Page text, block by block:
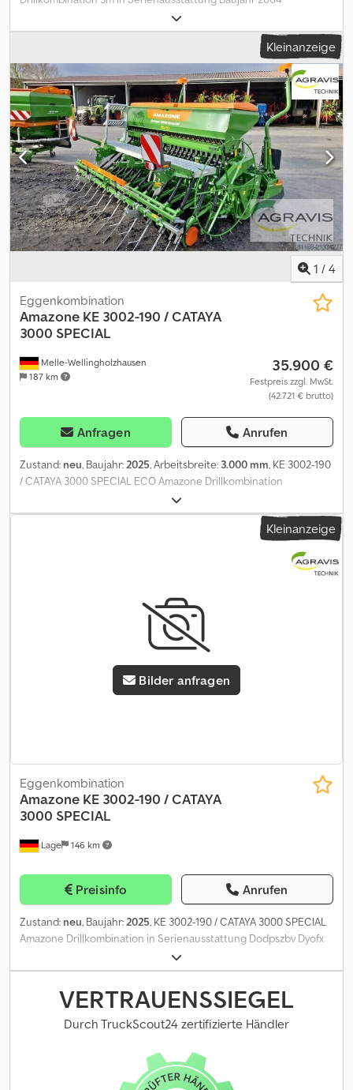
bestehend aus: Kreiselgrubber KG303 * Serien-Nr. KG00036593
Gelenkwelle Spuranreißer Zahnpackerwalze PW30/600 * Serien-
Nr. PW00000556 Drillmaschine AD-P303 Special Dedpfxeyry T Ts
Apbjck * Serien-Nr. AD00000904 pneumatische Ausführung 24
RoTec-Schare mechanische Schardruckeinstellung
Fahrgassenschaltung 2x4 Reihen Saatguttank 1.500l m.
Abdeckplane Beladesteg Striegel Leermeldesensor
mechanischer Spornradantrieb hydraulischer Gebläseantrieb
AMABUS-Maschine Warntafeln m. Beleuchtung Abstellstützen
Kleinanzeige
1 / 4
Melle-Wellingholzhausen
187 km
Eggenkombination
Amazone KE 3002-190 / CATAYA
3000 SPECIAL
35.900 €
Festpreis zzgl. MwSt.
(42.721 € brutto)
Anfragen Anrufen
Zustand: neu, Baujahr:2025, Arbeitsbreite: 3.000 mm, KE 3002-190
/ CATAYA 3000 SPECIAL ECO Amazone Drillkombination
bestehend aus: Anbaukreiselegge KE 3002-190 Djdpfx
Apoynckgobock Gelenkwelle WS P500 m. Nockenschaltk. 2000
Nm Seitenschild ausstellbar Zahnpackerwalze PW 3000-600, Nr.
d. Straßenfahrt Tiefenführungsscheiben Control 25 Kurzer
manueller Oberlenker Anbauset Striegel einstellbar Spuranreißer
für KE 3002 Siebgitter für Saatgutbehälter
Kleinanzeige
Bilder anfragen
Lage 146 km
Eggenkombination
Amazone KE 3002-190 / CATAYA
3000 SPECIAL
Preisinfo Anrufen
Zustand: neu, Baujahr:2025, KE 3002-190 / CATAYA 3000 SPECIAL
Amazone Drillkombination in Serienausstattung Dodpszbv Dyofx
Apbock bestehend aus: Kreiselegge KE3002-190 (Serien-Nr.
KE20002098) Walterscheid Gelenkwelle P500 m.
Nockenschaltkupplung - 2.000NM, 1 3/8 Zoll, 760mm lang, 6-teilig
Seitenschild ausstellbar Zahnpackerwalze PW 3000-600 (Serien-
Nr. PW00084022) Tragarme-Set QuickLink + Planierbalken f.
(Serien-Nr. CYA0003891) 24 Reihen, Reihenabstand 12,5cm
elektrischer Dosierantrieb 3000 links elektrische Kalibrierung m.
VERTRAUENSSIEGEL
Durch TruckScout24 zertifizierte Händler